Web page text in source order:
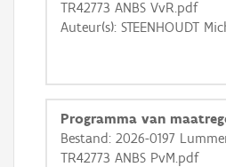
+ −
Basis Lagen
TR42773 ANBS VvR.pdf
Auteur(s): STEENHOUDT
Programma van
Bestand: 2026-0197
TR42773 ANBS PvM.pdf